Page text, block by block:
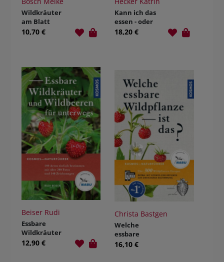
Wildkräuter
am Blatt
erkennen
10,70 €
Kann ich das
essen - oder
bringt mich
18,20 €
Beiser Rudi
Essbare
Wildkräuter
und
12,90 €
Christa Bastgen
Welche
essbare
Wildpflanze ist
16,10 €